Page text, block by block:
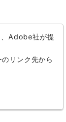
、Adobe社が提
リンク先から